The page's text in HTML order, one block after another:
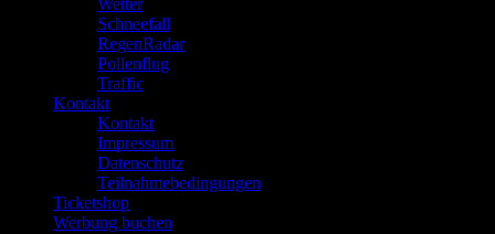
Wetter
Schneefall
RegenRadar
Pollenflug
Traffic
Kontakt
Kontakt
Impressum
Datenschutz
Teilnahmebedingungen
Ticketshop
Werbung buchen